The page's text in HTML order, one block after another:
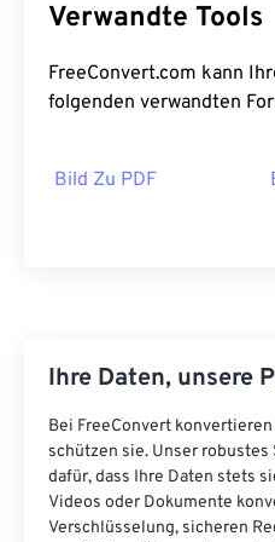
Verwandte Tools
FreeConvert.com kann
folgenden verwandten
Bild Zu PDF
Ihre Daten, unsere
Bei FreeConvert
schützen sie. Unser
dafür, dass Ihre Daten stets
Videos oder Dokumente
Verschlüsselung, sicheren